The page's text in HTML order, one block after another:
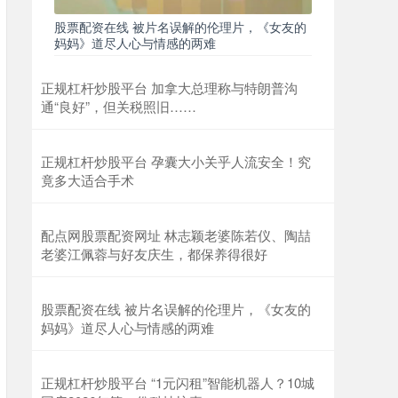
股票配资在线 被片名误解的伦理片，《女友的
妈妈》道尽人心与情感的两难
正规杠杆炒股平台 加拿大总理称与特朗普沟
通“良好”，但关税照旧……
正规杠杆炒股平台 孕囊大小关乎人流安全！究
竟多大适合手术
配点网股票配资网址 林志颖老婆陈若仪、陶喆
老婆江佩蓉与好友庆生，都保养得很好
股票配资在线 被片名误解的伦理片，《女友的
妈妈》道尽人心与情感的两难
正规杠杆炒股平台 “1元闪租”智能机器人？10城